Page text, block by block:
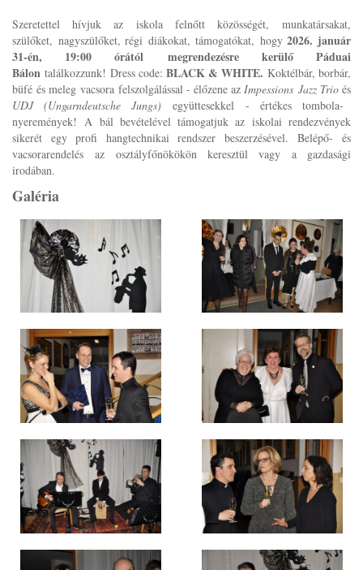
Szeretettel hívjuk az iskola felnőtt közösségét, munkatársakat,
szülőket, nagyszülőket, régi diákokat, támogatókat, hogy2026. január
31-én, 19:00 órától megrendezésre kerülő Páduai
Bálon találkozzunk! Dress code: BLACK & WHITE. Koktélbár, borbár,
büfé és meleg vacsora felszolgálással - élőzene azImpessions Jazz Trioés
UDJ (Ungarndeutsche Jungs)együttesekkel - értékes tombola-
nyeremények! A bál bevételével támogatjuk az iskolai rendezvények
sikerét egy profi hangtechnikai rendszer beszerzésével. Belépő- és
vacsorarendelés az osztályfőnökökön keresztül vagy a gazdasági
irodában.
Galéria